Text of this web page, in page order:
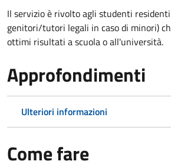
Il servizio è rivolto agli studenti
genitori/tutori legali in caso di minori)
ottimi risultati a scuola o all'università.
Approfondimenti
Ulteriori informazioni
Come fare